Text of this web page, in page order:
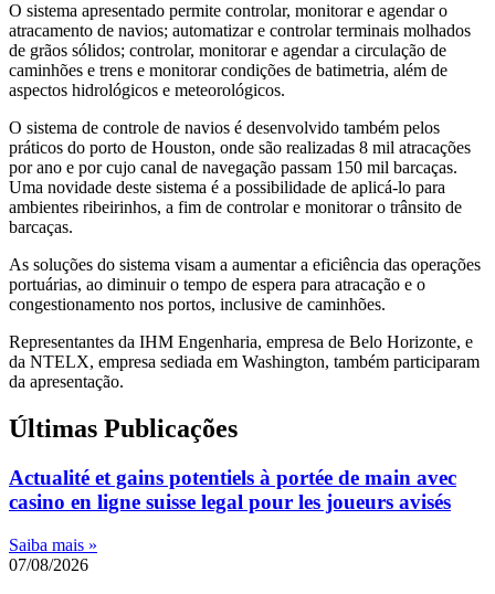
O sistema apresentado permite controlar, monitorar e agendar o
atracamento de navios; automatizar e controlar terminais molhados
de grãos sólidos; controlar, monitorar e agendar a circulação de
caminhões e trens e monitorar condições de batimetria, além de
aspectos hidrológicos e meteorológicos.
O sistema de controle de navios é desenvolvido também pelos
práticos do porto de Houston, onde são realizadas 8 mil atracações
por ano e por cujo canal de navegação passam 150 mil barcaças.
Uma novidade deste sistema é a possibilidade de aplicá-lo para
ambientes ribeirinhos, a fim de controlar e monitorar o trânsito de
barcaças.
As soluções do sistema visam a aumentar a eficiência das operações
portuárias, ao diminuir o tempo de espera para atracação e o
congestionamento nos portos, inclusive de caminhões.
Representantes da IHM Engenharia, empresa de Belo Horizonte, e
da NTELX, empresa sediada em Washington, também participaram
da apresentação.
Últimas Publicações
Actualité et gains potentiels à portée de main avec
casino en ligne suisse legal pour les joueurs avisés
Saiba mais »
07/08/2026